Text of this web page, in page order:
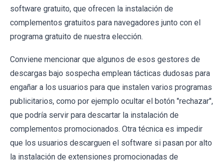
software gratuito, que ofrecen la instalación de
complementos gratuitos para navegadores junto con el
programa gratuito de nuestra elección.
Conviene mencionar que algunos de esos gestores de
descargas bajo sospecha emplean tácticas dudosas para
engañar a los usuarios para que instalen varios programas
publicitarios, como por ejemplo ocultar el botón "rechazar",
que podría servir para descartar la instalación de
complementos promocionados. Otra técnica es impedir
que los usuarios descarguen el software si pasan por alto
la instalación de extensiones promocionadas de